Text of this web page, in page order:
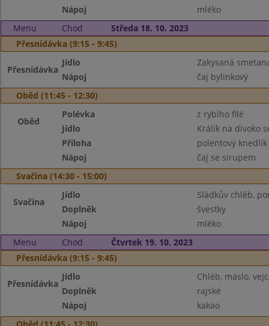
Nápoj
mléko
Menu
Chod
Středa 18. 10. 2023
Přesnídávka (9:15 - 9:45)
Přesnídávka
Jídlo
Zakysaná
Nápoj
čaj bylinkový
Oběd (11:45 - 12:30)
Oběd
Polévka
z rybího filé
Jídlo
Králík na divoko
Příloha
polentový knedlík
Nápoj
čaj se sirupem
Svačina (14:30 - 15:00)
Svačina
Jídlo
Sládkův chléb,
Doplněk
švestky
Nápoj
mléko
Menu
Chod
Čtvrtek 19. 10. 2023
Přesnídávka (9:15 - 9:45)
Přesnídávka
Jídlo
Chléb, máslo,
Doplněk
rajské
Nápoj
kakao